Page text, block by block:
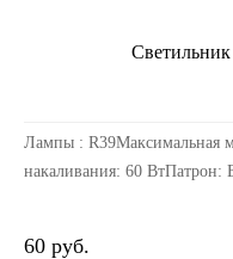
Лампы : R39Максимальная
накаливания: 60 ВтПатрон:
60 руб.